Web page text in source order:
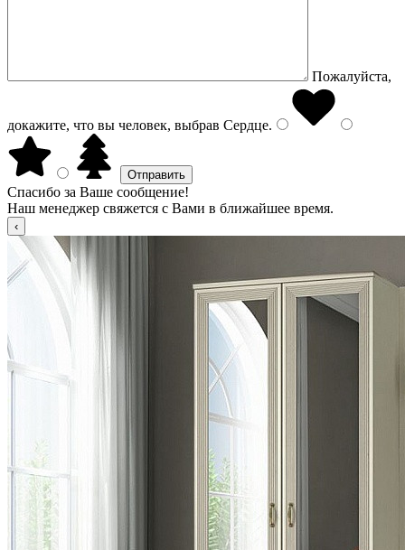
Пожалуйста,
докажите, что вы человек, выбрав Сердце.
Спасибо за Ваше сообщение!
Наш менеджер свяжется с Вами в ближайшее время.